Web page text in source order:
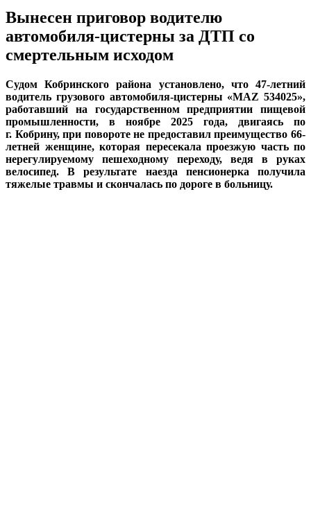
Вынесен приговор водителю
автомобиля-цистерны за ДТП со
смертельным исходом
Судом Кобринского района установлено, что 47-летний
водитель грузового автомобиля-цистерны «МАZ 534025»,
работавший на государственном предприятии пищевой
промышленности, в ноябре 2025 года, двигаясь по
г. Кобрину, при повороте не предоставил преимущество 66-
летней женщине, которая пересекала проезжую часть по
нерегулируемому пешеходному переходу, ведя в руках
велосипед. В результате наезда пенсионерка получила
тяжелые травмы и скончалась по дороге в больницу.